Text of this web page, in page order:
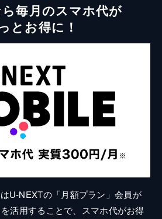
毎月のスマホ代が
とお得に！
U-NEXTの「月額プラン」会員が
活用することで、スマホ代がお得